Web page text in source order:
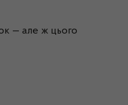
— але ж цього